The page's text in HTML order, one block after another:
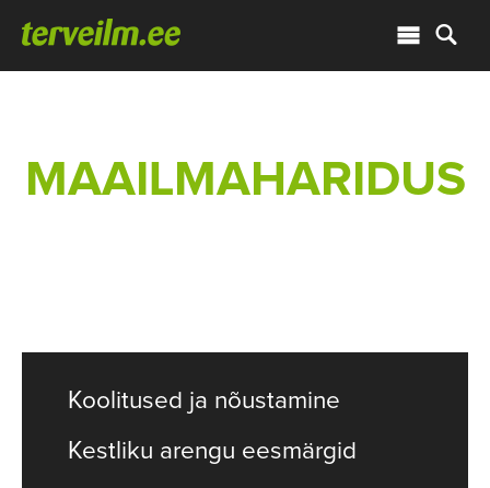
MAAILMAHARIDUS
Koolitused ja nõustamine
Kestliku arengu eesmärgid